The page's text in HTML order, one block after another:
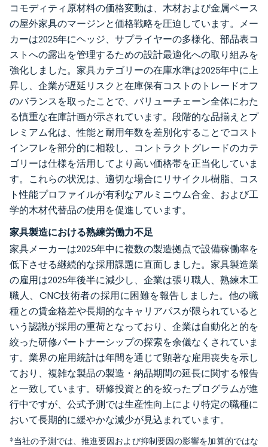
コモディティ原材料の価格変動は、木材および金属ベース
の屋外家具のマージンと価格戦略を圧迫しています。メー
カーは2025年にヘッジ、サプライヤーの多様化、部品表コ
ストへの露出を管理するための設計最適化への取り組みを
強化しました。家具カテゴリーの在庫水準は2025年中に上
昇し、企業が遅延リスクと在庫保有コストのトレードオフ
のバランスを取ったことで、バリューチェーン全体にわた
る慎重な在庫計画が示されています。段階的な品揃えとプ
レミアム化は、性能と耐用年数を差別化することでコスト
インフレを部分的に相殺し、コントラクトグレードのカテ
ゴリーは仕様を活用してより高い価格帯を正当化していま
す。これらの状況は、適切な場合にリサイクル樹脂、コス
ト性能プロファイルが有利なアルミニウム合金、および工
学的木材代替品の使用を促進しています。
家具製造における熟練労働力不足
家具メーカーは2025年中に複数の製造拠点で設備稼働率を
低下させる継続的な採用課題に直面しました。家具製造業
の雇用は2025年後半に減少し、企業は張り職人、熟練木工
職人、CNC技術者の採用に困難を報告しました。他の職
種との賃金格差や長期的なキャリアパスが限られていると
いう認識が採用の重荷となっており、企業は自動化と的を
絞った研修パートナーシップの探索を余儀なくされていま
す。業界の雇用統計は年間を通じて顕著な雇用喪失を示し
ており、複雑な製品の製造・納品期間の延長に関する報告
と一致しています。研修投資と的を絞ったプログラムが進
行中ですが、公式予測では生産性向上により特定の職種に
おいて長期的に緩やかな減少が見込まれています。
*当社の予測では、推進要因および抑制要因の影響を加算的ではな